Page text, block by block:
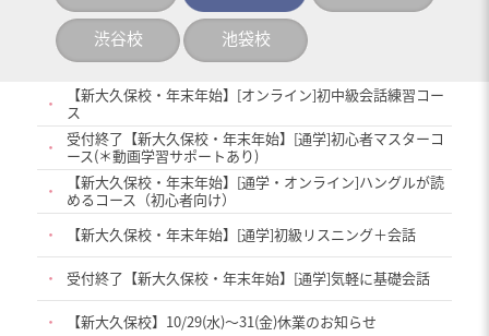
渋谷校 池袋校
・
【新大久保校・年末年始】[オンライン]初中級会話練習コー
ス
・
受付終了【新大久保校・年末年始】[通学]初心者マスターコ
ース(＊動画学習サポートあり)
・
【新大久保校・年末年始】[通学・オンライン]ハングルが読
めるコース（初心者向け）
・
【新大久保校・年末年始】[通学]初級リスニング＋会話
・ 受付終了【新大久保校・年末年始】[通学]気軽に基礎会話
・ 【新大久保校】10/29(水)〜31(金)休業のお知らせ